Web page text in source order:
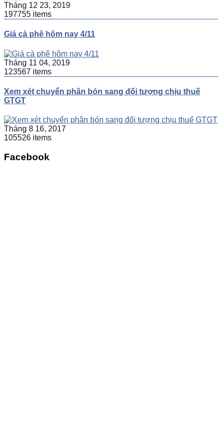
Tháng 12 23, 2019
197755 items
Giá cà phê hôm nay 4/11
Tháng 11 04, 2019
123567 items
Xem xét chuyển phân bón sang đối tượng chịu thuế
GTGT
Tháng 8 16, 2017
105526 items
Facebook